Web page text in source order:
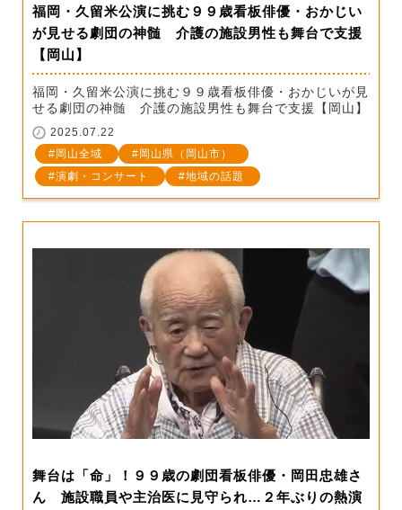
福岡・久留米公演に挑む９９歳看板俳優・おかじい
が見せる劇団の神髄 介護の施設男性も舞台で支援
【岡山】
福岡・久留米公演に挑む９９歳看板俳優・おかじいが見
せる劇団の神髄 介護の施設男性も舞台で支援【岡山】
2025.07.22
岡山全域
岡山県（岡山市）
演劇・コンサート
地域の話題
舞台は「命」！９９歳の劇団看板俳優・岡田忠雄さ
ん 施設職員や主治医に見守られ…２年ぶりの熱演